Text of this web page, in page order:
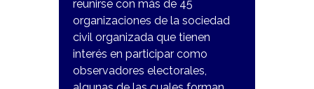
reunirse con más de 45
organizaciones de la sociedad
civil organizada que tienen
interés en participar como
observadores electorales,